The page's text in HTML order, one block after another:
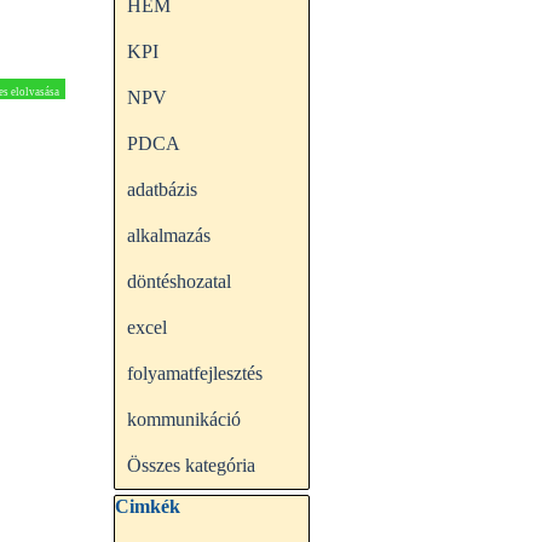
elolvasása
HEM
KPI
NPV
PDCA
adatbázis
alkalmazás
döntéshozatal
excel
folyamatfejlesztés
kommunikáció
Összes kategória
Kihagy blokk Cimkék
Cimkék